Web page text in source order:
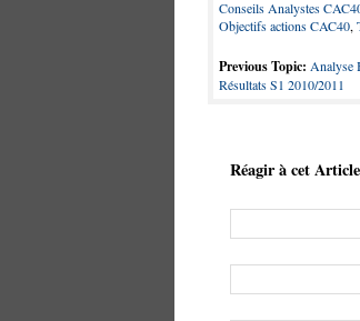
Conseils Analystes
Objectifs actions CAC40,
Previous Topic: Analyse
Résultats S1 2010/2011
Réagir à cet Article